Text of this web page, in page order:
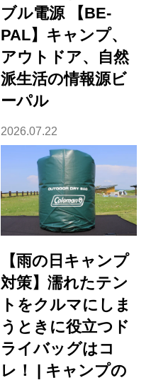
ブル電源 【BE-
PAL】キャンプ、
アウトドア、自然
派生活の情報源ビ
ーパル
2026.07.22
【雨の日キャンプ
対策】濡れたテン
トをクルマにしま
うときに役立つド
ライバッグはコ
レ！ | キャンプの